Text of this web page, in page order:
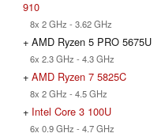
910
8x 2 GHz - 3.62 GHz
+ AMD Ryzen 5 PRO 5675U
6x 2.3 GHz - 4.3 GHz
+ AMD Ryzen 7 5825C
8x 2 GHz - 4.5 GHz
+ Intel Core 3 100U
6x 0.9 GHz - 4.7 GHz